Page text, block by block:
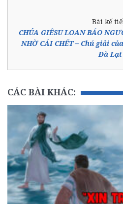
Bài kế
CHÚA GIÊSU LOAN BÁO
NHỜ CÁI CHẾT – Chú giải
Đà Lạt
CÁC BÀI KHÁC: